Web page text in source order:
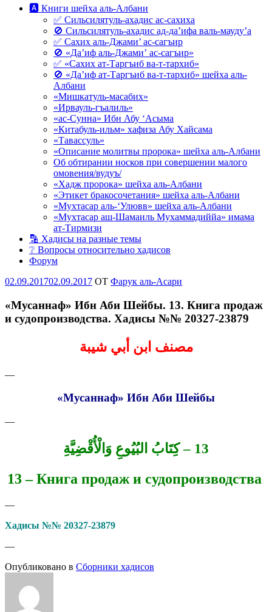
🅰 Книги шейха аль-Албани
✅ Сильсилятуль-ахадис ас-сахиха
🚫 Сильсилятуль-ахадис ад-да’ифа валь-мауду’а
✅ Сахих аль-Джами’ ас-сагъир
🚫 «Да’иф аль-Джами’ ас-сагъир»
✅ «Сахих ат-Таргъиб ва-т-тархиб»
🚫 «Да’иф ат-Таргъиб ва-т-тархиб» шейха аль-
Албани
«Мишкатуль-масабих»
«Ирвауль-гъалиль»
«ас-Сунна» Ибн Абу ‘Асыма
«Китабуль-ильм» хафиза Абу Хайсама
«Тавассуль»
«Описание молитвы пророка» шейха аль-Албани
Об обтирании носков при совершении малого
омовения/вудуъ/
«Хадж пророка» шейха аль-Албани
«Этикет бракосочетания» шейха аль-Албани
«Мухтасар аль-‘Улювв» шейха аль-Албани
«Мухтасар аш-Шамаиль Мухаммадиййа» имама
ат-Тирмизи
🔡 Хадисы на разные темы
❔ Вопросы относительно хадисов
Форум
Опубликовано
02.09.201702.09.2017 OT Фарук аль-Асари
«Мусаннаф» Ибн Аби Шейбы. 13. Книга продаж
и судопроизводства. Хадисы №№ 20327-23879
مصنف ابن أبي شيبة
—
«Мусаннаф» Ибн Аби Шейбы
—
13 – كِتَابُ البُيُوعِ وَالْأُقْضِيَّةِ
13 – Книга продаж и судопроизводства
—
Хадисы №№ 20327-23879
—
Опубликовано в Сборники хадисов